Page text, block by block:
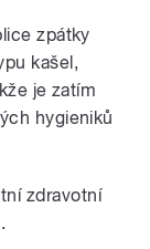
zpátky
kašel,
je zatím
hygieniků
zdravotní